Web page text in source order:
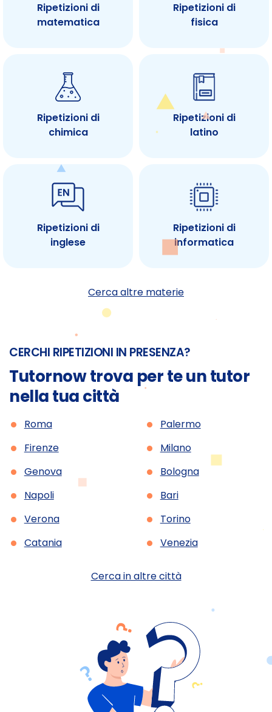
Ripetizioni di
matematica
Ripetizioni di
fisica
Ripetizioni di
chimica
Ripetizioni di
latino
Ripetizioni di
inglese
Ripetizioni di
informatica
Cerca altre materie
CERCHI RIPETIZIONI IN PRESENZA?
Tutornow trova per te un tutor
nella tua città
• Roma • Palermo
• Firenze • Milano
• Genova • Bologna
• Napoli • Bari
• Verona • Torino
• Catania • Venezia
Cerca in altre città